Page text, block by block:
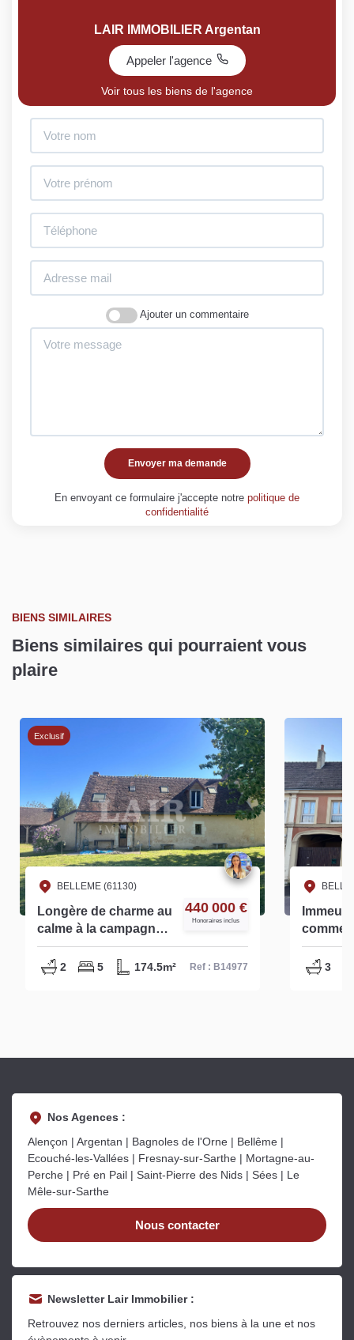
LAIR IMMOBILIER Argentan
Appeler l'agence
Voir tous les biens de l'agence
Ajouter un commentaire
Envoyer ma demande
En envoyant ce formulaire j'accepte notre politique de
confidentialité
BIENS SIMILAIRES
Biens similaires qui pourraient vous
plaire
Exclusif
BELLEME (61130)
Longère de charme au
calme à la campagne -
B14977
440 000 €
Honoraires inclus
2 5 174.5m² Ref : B14977 3
Nos Agences :
Alençon | Argentan | Bagnoles de l'Orne | Bellême |
Ecouché-les-Vallées | Fresnay-sur-Sarthe | Mortagne-au-
Perche | Pré en Pail | Saint-Pierre des Nids | Sées | Le
Mêle-sur-Sarthe
Nous contacter
Newsletter Lair Immobilier :
Retrouvez nos derniers articles, nos biens à la une et nos